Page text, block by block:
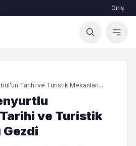
Giriş
Tarihi ve Turistik Mekanları...
ve Turistik
Gezdi